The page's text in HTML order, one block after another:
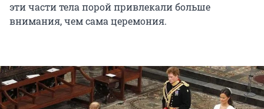
эти части тела порой привлекали больше
внимания, чем сама церемония.